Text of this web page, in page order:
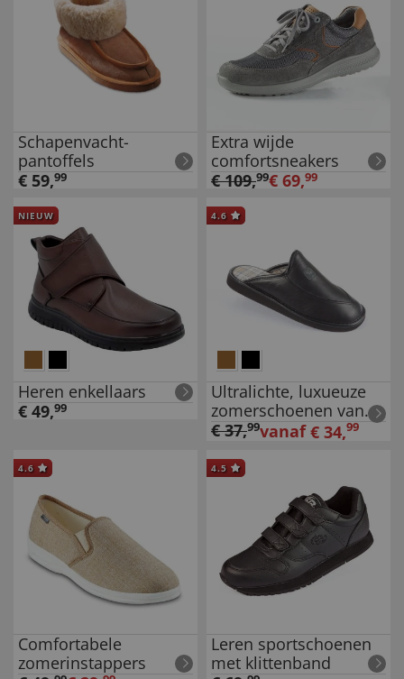
Schapenvacht-
pantoffels
€ 59,99
Extra wijde
comfortsneakers
€109,99€ 69,99
NIEUW
Heren enkellaars
€ 49,99
4.6
Ultralichte, luxueuze
zomerschoenen van
leder
€37,99vanaf € 34,99
4.6
Comfortabele
zomerinstappers
4.5
Leren sportschoenen
met klittenband